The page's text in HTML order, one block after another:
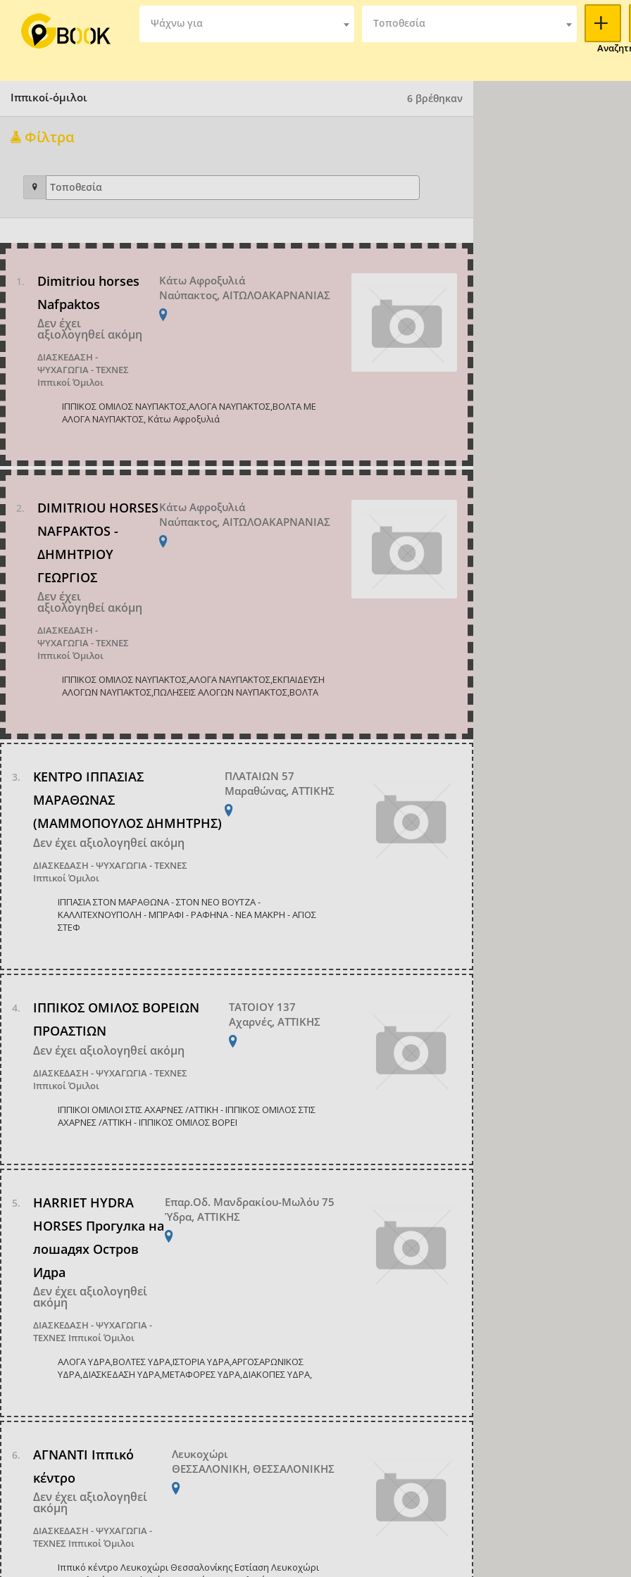
Ψάχνω για Τοποθεσία
Ιππικοί-όμιλοι 6 βρέθηκαν
Φίλτρα
Dimitriou horses
Nafpaktos
Δεν έχει
αξιολογηθεί ακόμη
ΔΙΑΣΚΕΔΑΣΗ -
ΨΥΧΑΓΩΓΙΑ - ΤΕΧΝΕΣ
Ιππικοί Όμιλοι
Κάτω Αφροξυλιά
Ναύπακτος, ΑΙΤΩΛΟΑΚΑΡΝΑΝΙΑΣ
ΙΠΠΙΚΟΣ ΟΜΙΛΟΣ ΝΑΥΠΑΚΤΟΣ,ΑΛΟΓΑ ΝΑΥΠΑΚΤΟΣ,ΒΟΛΤΑ ΜΕ
ΑΛΟΓΑ ΝΑΥΠΑΚΤΟΣ, Κάτω Αφροξυλιά
DIMITRIOU HORSES
NAFPAKTOS -
ΔΗΜΗΤΡΙΟΥ
ΓΕΩΡΓΙΟΣ
Δεν έχει
αξιολογηθεί ακόμη
ΔΙΑΣΚΕΔΑΣΗ -
ΨΥΧΑΓΩΓΙΑ - ΤΕΧΝΕΣ
Ιππικοί Όμιλοι
Κάτω Αφροξυλιά
Ναύπακτος, ΑΙΤΩΛΟΑΚΑΡΝΑΝΙΑΣ
ΙΠΠΙΚΟΣ ΟΜΙΛΟΣ ΝΑΥΠΑΚΤΟΣ,ΑΛΟΓΑ ΝΑΥΠΑΚΤΟΣ,ΕΚΠΑΙΔΕΥΣΗ
ΑΛΟΓΩΝ ΝΑΥΠΑΚΤΟΣ,ΠΩΛΗΣΕΙΣ ΑΛΟΓΩΝ ΝΑΥΠΑΚΤΟΣ,ΒΟΛΤΑ
ΚΕΝΤΡΟ ΙΠΠΑΣΙΑΣ
ΜΑΡΑΘΩΝΑΣ
(ΜΑΜΜΟΠΟΥΛΟΣ ΔΗΜΗΤΡΗΣ)
Δεν έχει αξιολογηθεί ακόμη
ΔΙΑΣΚΕΔΑΣΗ - ΨΥΧΑΓΩΓΙΑ - ΤΕΧΝΕΣ
Ιππικοί Όμιλοι
ΠΛΑΤΑΙΩΝ 57
Μαραθώνας, ΑΤΤΙΚΗΣ
ΙΠΠΑΣΙΑ ΣΤΟΝ ΜΑΡΑΘΩΝΑ - ΣΤΟΝ ΝΕΟ ΒΟΥΤΖΑ -
ΚΑΛΛΙΤΕΧΝΟΥΠΟΛΗ - ΜΠΡΑΦΙ - ΡΑΦΗΝΑ - ΝΕΑ ΜΑΚΡΗ - ΑΓΙΟΣ
ΣΤΕΦ
ΙΠΠΙΚΟΣ ΟΜΙΛΟΣ ΒΟΡΕΙΩΝ
ΠΡΟΑΣΤΙΩΝ
Δεν έχει αξιολογηθεί ακόμη
ΔΙΑΣΚΕΔΑΣΗ - ΨΥΧΑΓΩΓΙΑ - ΤΕΧΝΕΣ
Ιππικοί Όμιλοι
ΤΑΤΟΙΟΥ 137
Αχαρνές, ΑΤΤΙΚΗΣ
ΙΠΠΙΚΟΙ ΟΜΙΛΟΙ ΣΤΙΣ ΑΧΑΡΝΕΣ /ΑΤΤΙΚΗ - ΙΠΠΙΚΟΣ ΟΜΙΛΟΣ ΣΤΙΣ
ΑΧΑΡΝΕΣ /ΑΤΤΙΚΗ - ΙΠΠΙΚΟΣ ΟΜΙΛΟΣ ΒΟΡΕΙ
HARRIET HYDRA
HORSES Прогулка на
лошадях Остров
Идра
Δεν έχει αξιολογηθεί
ακόμη
ΔΙΑΣΚΕΔΑΣΗ - ΨΥΧΑΓΩΓΙΑ -
ΤΕΧΝΕΣ Ιππικοί Όμιλοι
Επαρ.Οδ. Μανδρακίου-Μωλόυ 75
Ύδρα, ΑΤΤΙΚΗΣ
ΑΛΟΓΑ ΥΔΡΑ,ΒΟΛΤΕΣ ΥΔΡΑ,ΙΣΤΟΡΙΑ ΥΔΡΑ,ΑΡΓΟΣΑΡΩΝΙΚΟΣ
ΥΔΡΑ,ΔΙΑΣΚΕΔΑΣΗ ΥΔΡΑ,ΜΕΤΑΦΟΡΕΣ ΥΔΡΑ,ΔΙΑΚΟΠΕΣ ΥΔΡΑ,
ΑΓΝΑΝΤΙ Ιππικό
κέντρο
Δεν έχει αξιολογηθεί
ακόμη
ΔΙΑΣΚΕΔΑΣΗ - ΨΥΧΑΓΩΓΙΑ -
ΤΕΧΝΕΣ Ιππικοί Όμιλοι
Λευκοχώρι
ΘΕΣΣΑΛΟΝΙΚΗ, ΘΕΣΣΑΛΟΝΙΚΗΣ
Ιππικό κέντρο Λευκοχώρι Θεσσαλονίκης Εστίαση Λευκοχώρι